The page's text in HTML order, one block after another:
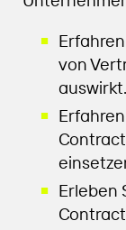
von
auswirkt.
Erleben